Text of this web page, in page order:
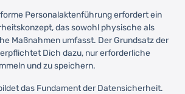
Personalaktenführung erfordert ein
das sowohl physische als
Maßnahmen umfasst. Der Grundsatz der
Dich dazu, nur erforderliche
und zu speichern.
das Fundament der Datensicherheit.